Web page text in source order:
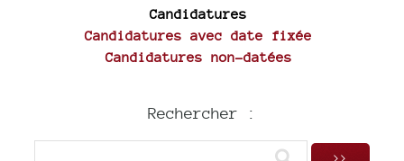
Candidatures
Candidatures avec date fixée
Candidatures non-datées
Rechercher :